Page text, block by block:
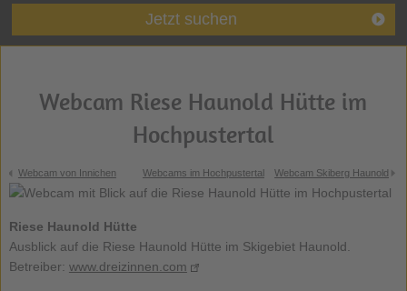
Jetzt suchen
Webcam Riese Haunold Hütte im
Hochpustertal
Webcam von Innichen Webcams im Hochpustertal Webcam Skiberg Haunold
Riese Haunold Hütte
Ausblick auf die Riese Haunold Hütte im Skigebiet Haunold.
Betreiber: www.dreizinnen.com